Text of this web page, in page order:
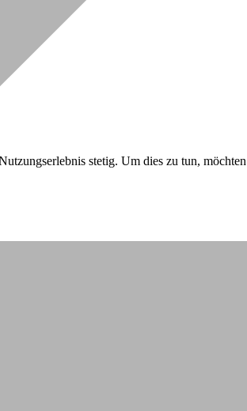
stetig. Um dies zu tun,